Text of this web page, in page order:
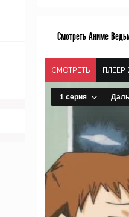
Смотреть Аниме
СМОТРЕТЬ ПЛЕЕР